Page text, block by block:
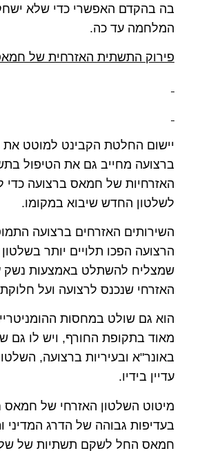
בה בהקדם האפשרי כדי שלא
המלחמה עד כה.
פירוק התשתית האזרחית של
יישום החלטת הקבינט למוטט
ברצועה מחייב גם את הטיפול
האזרחיות של חמאס ברצועה כדי
לשלטון החדש שיבוא במקומו.
השירותים האזרחים ברצועה
הרצועה הפכו תלויים יותר
שמצליח להשתלט באמצעות נשק
האזרחי שנכנס לרצועה ועל
הוא גם שולט במחסות
מאוד בתקופת החורף, ויש לו גם
באונר"א ובעיריות ברצועה,
עדיין בידיו.
מיטוט השלטון האזרחי של חמאס
בעדיפות גבוהה של הדרג המדיני
חמאס החל לשקם תשתיות של